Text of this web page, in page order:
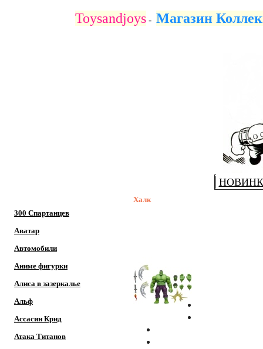
Toysandjoys - Магазин
300 Спартанцев
Аватар
Автомобили
Аниме фигурки
Алиса в зазеркалье
Альф
Ассасин Крид
Атака Титанов
Халк